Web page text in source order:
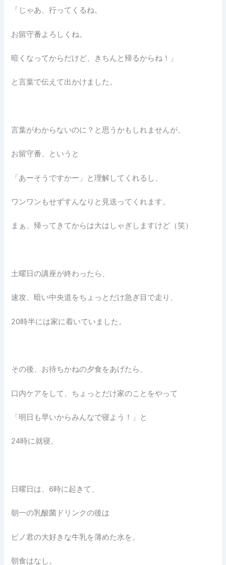
「じゃあ、行ってくるね。
お留守番よろしくね。
暗くなってからだけど、きちんと帰るからね！」
と言葉で伝えて出かけました。
言葉がわからないのに？と思うかもしれませんが、
お留守番、というと
「あーそうですかー」と理解してくれるし、
ワンワンもせずすんなりと見送ってくれます。
まぁ、帰ってきてからは大はしゃぎしますけど（笑）
土曜日の講座が終わったら、
速攻、暗い中央道をちょっとだけ急ぎ目で走り、
20時半には家に着いていました。
その後、お待ちかねの夕食をあげたら、
口内ケアをして、ちょっとだけ家のことをやって
「明日も早いからみんなで寝よう！」と
24時に就寝。
日曜日は、6時に起きて、
朝一の乳酸菌ドリンクの後は
ピノ君の大好きな牛乳を薄めた水を。
朝食はなし。